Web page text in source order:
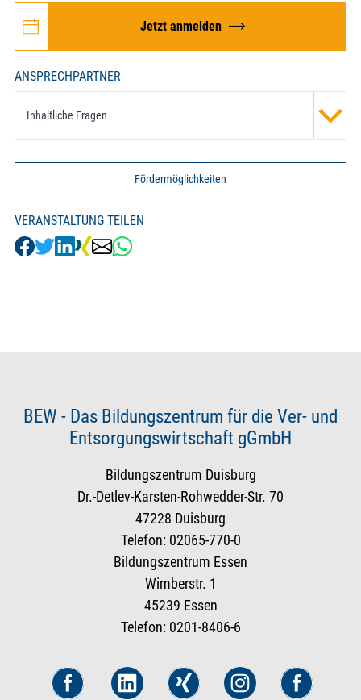
Jetzt anmelden
ANSPRECHPARTNER
Inhaltliche Fragen
Fördermöglichkeiten
VERANSTALTUNG TEILEN
BEW - Das Bildungszentrum für die Ver- und
Entsorgungswirtschaft gGmbH
Bildungszentrum Duisburg
Dr.-Detlev-Karsten-Rohwedder-Str. 70
47228 Duisburg
Telefon: 02065-770-0
Bildungszentrum Essen
Wimberstr. 1
45239 Essen
Telefon: 0201-8406-6